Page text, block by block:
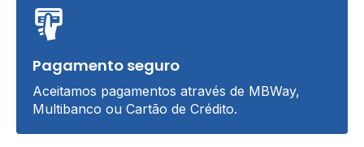
Pagamento seguro
Aceitamos pagamentos através de MBWay,
Multibanco ou Cartão de Crédito.